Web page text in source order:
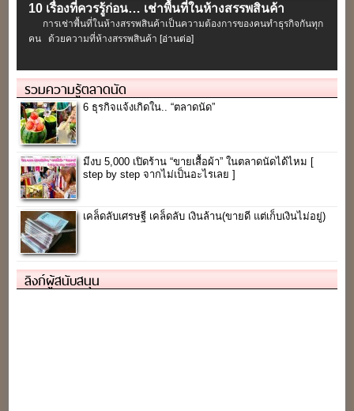
10 เรื่องที่ควรรู้ก่อน… เช่าพื้นที่ในห้างสรรพสินค้า
การเช่าพื้นที่ในห้างสรรพสินค้าเป็นความต้องการของคนทำธุรกิจกันทุก
คน ด้วยความที่ห้างสรรพสินค้า [อ่านต่อ]
รวมความรู้ตลาดนัด
6 ธุรกิจแจ้งเกิดใน.. “ตลาดนัด”
มีงบ 5,000 เปิดร้าน “ขายเสื้อผ้า” ในตลาดนัดได้ไหม [
step by step จากไม่เป็นอะไรเลย ]
เคล็ดลับเศรษฐี เคล็ดลับ เงินล้าน(ขายดี แต่เก็บเงินไม่อยู่)
ลิงก์ผู้สนับสนุน